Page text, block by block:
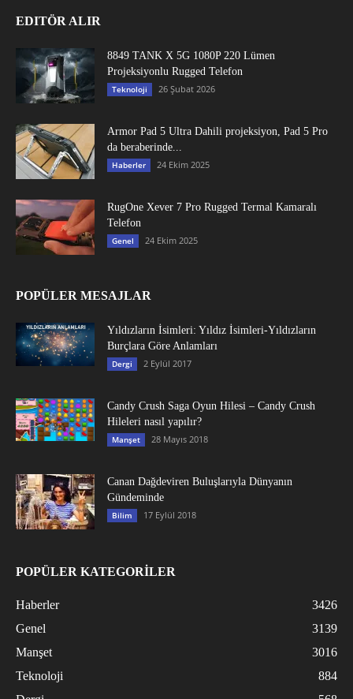
EDITÖR ALIR
8849 TANK X 5G 1080P 220 Lümen
Projeksiyonlu Rugged Telefon
Teknoloji 26 Şubat 2026
Armor Pad 5 Ultra Dahili projeksiyon, Pad 5 Pro
da beraberinde...
Haberler 24 Ekim 2025
RugOne Xever 7 Pro Rugged Termal Kamaralı
Telefon
Genel 24 Ekim 2025
POPÜLER MESAJLAR
Yıldızların İsimleri: Yıldız İsimleri-Yıldızların
Burçlara Göre Anlamları
Dergi 2 Eylül 2017
Candy Crush Saga Oyun Hilesi – Candy Crush
Hileleri nasıl yapılır?
Manşet 28 Mayıs 2018
Canan Dağdeviren Buluşlarıyla Dünyanın
Gündeminde
Bilim 17 Eylül 2018
POPÜLER KATEGORİLER
Haberler
3426
Genel
3139
Manşet
3016
Teknoloji
884